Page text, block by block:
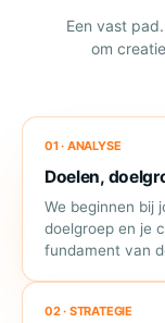
Een vast
om
01 · ANALYSE
Doelen,
We beginnen bij
doelgroep en je
fundament van
02 · STRATEGIE